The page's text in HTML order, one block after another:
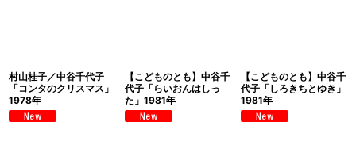
村山桂子／中谷千代子
「コンタのクリスマス」
1978年
【こどものとも】中谷千
代子「らいおんはしっ
た」1981年
【こどものとも】中谷千
代子「しろきちとゆき」
1981年